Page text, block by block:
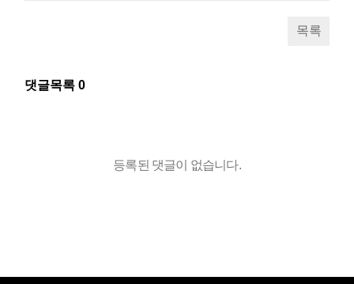
목록
댓글목록0
등록된 댓글이 없습니다.